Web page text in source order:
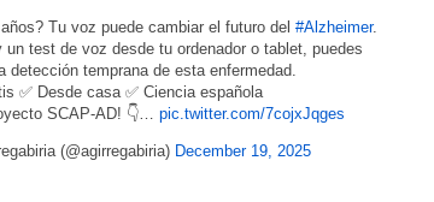
Tu voz puede cambiar el futuro del #Alzheimer.
test de voz desde tu ordenador o tablet, puedes
detección temprana de esta enfermedad.
✅ Desde casa ✅ Ciencia española
SCAP-AD! 👇… pic.twitter.com/7cojxJqges
(@agirregabiria) December 19, 2025